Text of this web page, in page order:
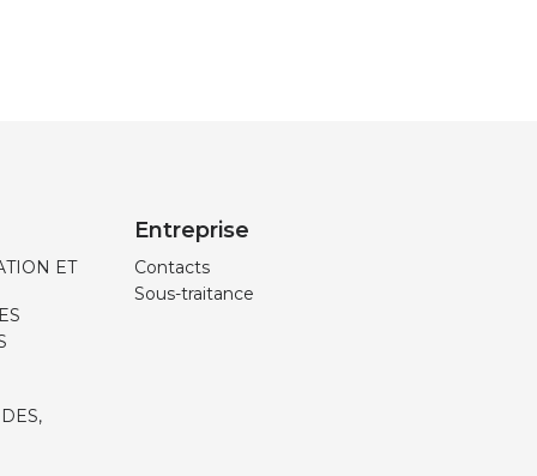
ET
Entreprise
Contacts
Sous-traitance